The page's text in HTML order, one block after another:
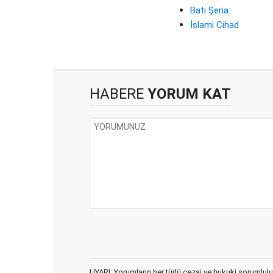
Batı Şeria
İslami Cihad
HABERE YORUM KAT